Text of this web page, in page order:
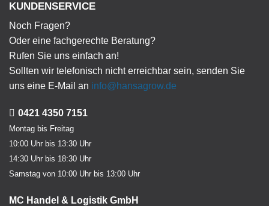
KUNDENSERVICE
Noch Fragen?
Oder eine fachgerechte Beratung?
Rufen Sie uns einfach an!
Sollten wir telefonisch nicht erreichbar sein, senden Sie
uns eine E-Mail an info@hansagrow.de
0421 4350 7151
Montag bis Freitag
10:00 Uhr bis 13:30 Uhr
14:30 Uhr bis 18:30 Uhr
Samstag von 10:00 Uhr bis 13:00 Uhr
MC Handel & Logistik GmbH